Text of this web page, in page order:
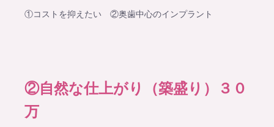
①コストを抑えたい ②奥歯中心のインプラント
②自然な仕上がり（築盛り）３０
万